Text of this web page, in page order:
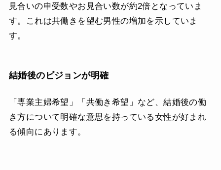
見合いの申受数やお見合い数が約2倍となっていま
す。これは共働きを望む男性の増加を示していま
す。
結婚後のビジョンが明確
「専業主婦希望」「共働き希望」など、結婚後の働
き方について明確な意思を持っている女性が好まれ
る傾向にあります。